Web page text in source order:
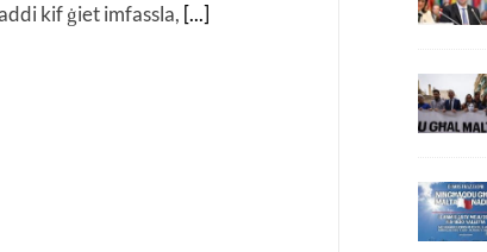
kif ġiet imfassla, [...]